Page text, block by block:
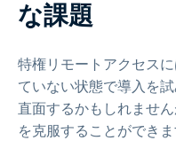
な課題
特権リモートアクセス
ていない状態で導入を
直面するかもしれませ
を克服することができま